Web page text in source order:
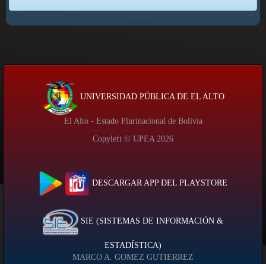
UNIVERSIDAD PÚBLICA DE EL ALTO
El Alto - Estado Plurinacional de Bolivia
Copyleft © UPEA 2026
DESCARGAR APP DEL PLAYSTORE
SIE (SISTEMAS DE INFORMACIÓN &
ESTADÍSTICA)
MARCO A. GOMEZ GUTIERREZ